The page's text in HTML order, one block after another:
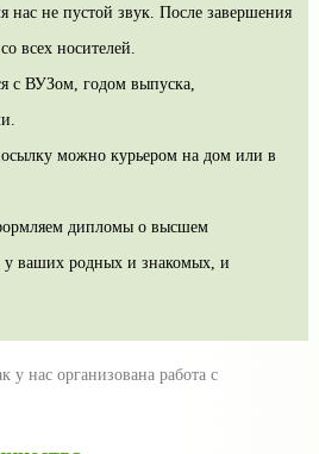
нас не пустой звук. После завершения
всех носителей.
с ВУЗом, годом выпуска,
можно курьером на дом или в
дипломы о высшем
у ваших родных и знакомых, и
у нас организована работа с